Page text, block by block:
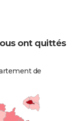
ont quittés
de